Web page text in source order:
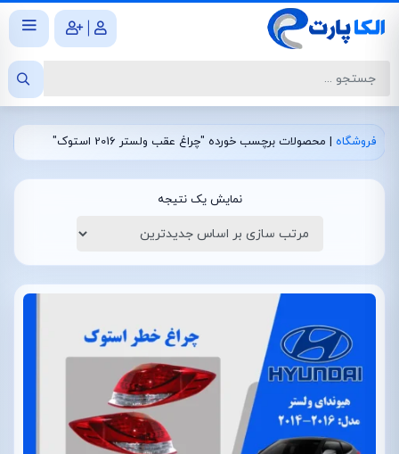
|
فروشگاه | محصولات برچسب خورده "چراغ عقب ولستر 2016 استوک"
نمایش یک نتیجه